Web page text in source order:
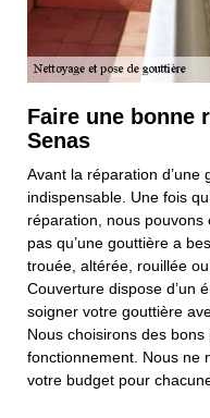
Faire une bonne
Senas
Avant la réparation
indispensable. Une fois
réparation, nous pouvons
pas qu’une gouttière a
trouée, altérée, rouillée
Couverture dispose d’un
soigner votre gouttière
Nous choisirons des
fonctionnement. Nous ne
votre budget pour